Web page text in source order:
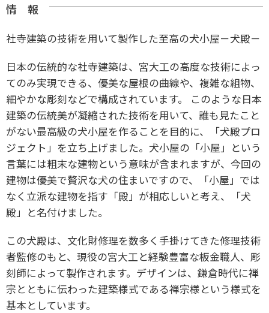
情 報
社寺建築の技術を用いて製作した至高の犬小屋－犬殿－
日本の伝統的な社寺建築は、宮大工の高度な技術によっ
てのみ実現できる、優美な屋根の曲線や、複雑な組物、
細やかな彫刻などで構成されています。 このような日本
建築の伝統美が凝縮された技術を用いて、誰も見たこと
がない最高級の犬小屋を作ることを目的に、「犬殿プロ
ジェクト」を立ち上げました。犬小屋の「小屋」という
言葉には粗末な建物という意味が含まれますが、今回の
建物は優美で贅沢な犬の住まいですので、「小屋」では
なく立派な建物を指す「殿」が相応しいと考え、「犬
殿」と名付けました。
この犬殿は、文化財修理を数多く手掛けてきた修理技術
者監修のもと、現役の宮大工と経験豊富な板金職人、彫
刻師によって製作されます。デザインは、鎌倉時代に禅
宗とともに伝わった建築様式である禅宗様という様式を
基本としています。